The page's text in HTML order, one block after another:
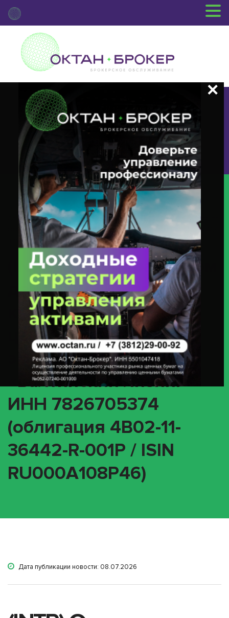
+7 (3812) 29-00-92
г.Омск ул.Красный Путь, 109 оф.510
Главная Новости Депозитария
(INTR) О Корпоративном
Действии «Выплата Купонного Дохода» С Ценными Бумагами Эмитента
ООО «Балтийский Лизинг» ИНН 7826705374 (облигация 4B02-11-36442-
R-001P / ISIN RU000A108P46)
(INTR) О корпоративном
действии «Выплата
купонного дохода» с
ценными бумагами
эмитента ООО
«Балтийский лизинг»
ИНН 7826705374
(облигация 4B02-11-
36442-R-001P / ISIN
RU000A108P46)
Дата публикации новости: 08.07.2026